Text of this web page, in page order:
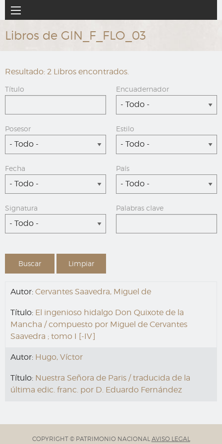
al
contenido
principal
Navegación
principal
Libros de GIN_F_FLO_03
Resultado: 2 Libros encontrados.
Título Encuadernador
- Todo -
Posesor
- Todo -
Estilo
- Todo -
Fecha
- Todo -
País
- Todo -
Signatura
- Todo -
Palabras clave
Autor: Cervantes Saavedra, Miguel de
Título: El ingenioso hidalgo Don Quixote de la
Mancha / compuesto por Miguel de Cervantes
Saavedra ; tomo I [-IV]
Autor: Hugo, Víctor
Título: Nuestra Señora de Paris / traducida de la
última edic. franc. por D. Eduardo Fernández
COPYRIGHT © PATRIMONIO NACIONAL AVISO LEGAL